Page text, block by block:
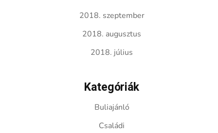
2018. szeptember
2018. augusztus
2018. július
Kategóriák
Buliajánló
Családi